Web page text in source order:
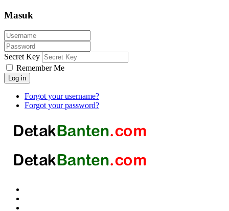
Masuk
Secret Key
Remember Me
Log in
Forgot your username?
Forgot your password?